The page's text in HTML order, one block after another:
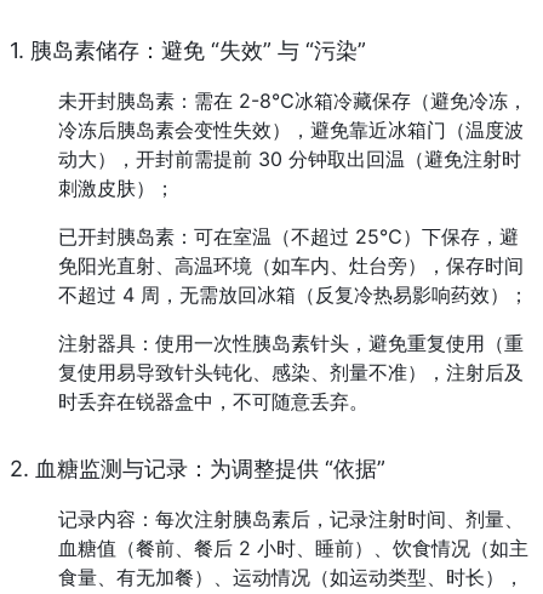
1. 胰岛素储存：避免 “失效” 与 “污染”
未开封胰岛素：需在 2-8℃冰箱冷藏保存（避免冷冻，
冷冻后胰岛素会变性失效），避免靠近冰箱门（温度波
动大），开封前需提前 30 分钟取出回温（避免注射时
刺激皮肤）；
已开封胰岛素：可在室温（不超过 25℃）下保存，避
免阳光直射、高温环境（如车内、灶台旁），保存时间
不超过 4 周，无需放回冰箱（反复冷热易影响药效）；
注射器具：使用一次性胰岛素针头，避免重复使用（重
复使用易导致针头钝化、感染、剂量不准），注射后及
时丢弃在锐器盒中，不可随意丢弃。
2. 血糖监测与记录：为调整提供 “依据”
记录内容：每次注射胰岛素后，记录注射时间、剂量、
血糖值（餐前、餐后 2 小时、睡前）、饮食情况（如主
食量、有无加餐）、运动情况（如运动类型、时长），